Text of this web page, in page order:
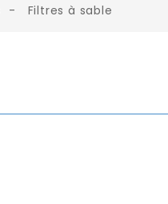
Filtres à sable